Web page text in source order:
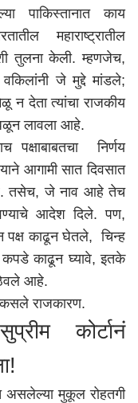
पाकिस्तानात काय
महाराष्ट्रातील
तुलना केली. म्हणजेच,
वकिलांनी जे मुद्दे मांडले;
न देता त्यांचा राजकीय
लावला आहे.
पक्षाबाबतचा निर्णय
आगामी सात दिवसात
तसेच, जे नाव आहे तेच
आदेश दिले. पण,
पक्ष काढून घेतले, चिन्ह
काढून घ्यावे, इतके
ठेवले आहे.
कसले राजकारण.
कोर्टानं
असलेल्या मुकूल रोहतगी